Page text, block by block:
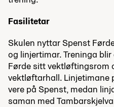
Fasilitetar
Skulen nyttar Spenst
og linjertimar. Treninga
Førde sitt vektløftingsrom
vektløftarhall. Linjetimane
vere på Spenst, medan
saman med